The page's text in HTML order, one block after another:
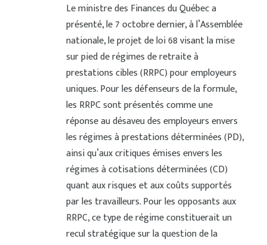
Le ministre des Finances du Québec a
présenté, le 7 octobre dernier, à l’Assemblée
nationale, le projet de loi 68 visant la mise
sur pied de régimes de retraite à
prestations cibles (RRPC) pour employeurs
uniques. Pour les défenseurs de la formule,
les RRPC sont présentés comme une
réponse au désaveu des employeurs envers
les régimes à prestations déterminées (PD),
ainsi qu’aux critiques émises envers les
régimes à cotisations déterminées (CD)
quant aux risques et aux coûts supportés
par les travailleurs. Pour les opposants aux
RRPC, ce type de régime constituerait un
recul stratégique sur la question de la